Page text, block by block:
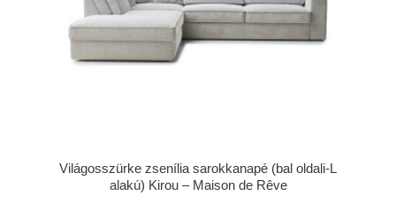
Világosszürke zsenília sarokkanapé (bal oldali-L
alakú) Kirou – Maison de Rêve